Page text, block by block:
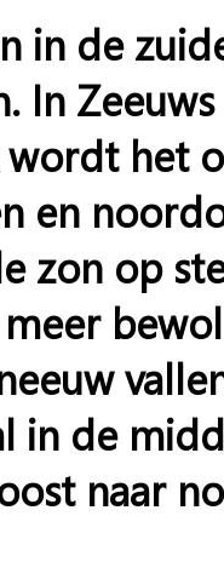
in de
In
het
en
zon op
in de
naar